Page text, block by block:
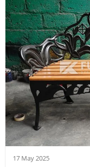
17 May 2025